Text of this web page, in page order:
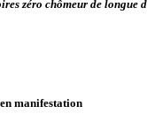
zéro chômeur de longue
manifestation